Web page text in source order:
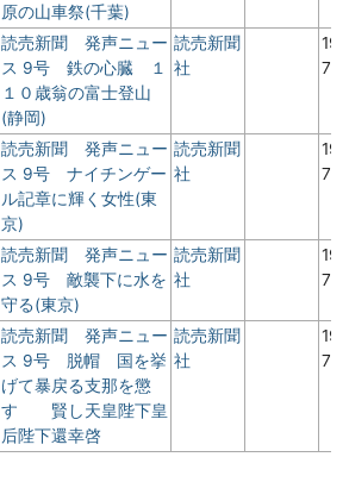
原の山車祭(千葉)
読売新聞 発声ニュー
ス 9号 鉄の心臓 １
１０歳翁の富士登山
(静岡)
読売新聞
社
7
読売新聞 発声ニュー
ス 9号 ナイチンゲー
ル記章に輝く女性(東
京)
読売新聞
社
7
読売新聞 発声ニュー
ス 9号 敵襲下に水を
守る(東京)
読売新聞
社
7
読売新聞 発声ニュー
ス 9号 脱帽 国を挙
げて暴戻る支那を懲
す 賢し天皇陛下皇
后陛下還幸啓
読売新聞
社
7